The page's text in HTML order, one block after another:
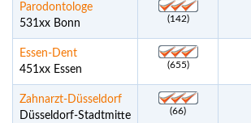
Parodontologe
531xx Bonn
(142)
Essen-Dent
451xx Essen
(655)
Zahnarzt-Düsseldorf
Düsseldorf-Stadtmitte
(66)